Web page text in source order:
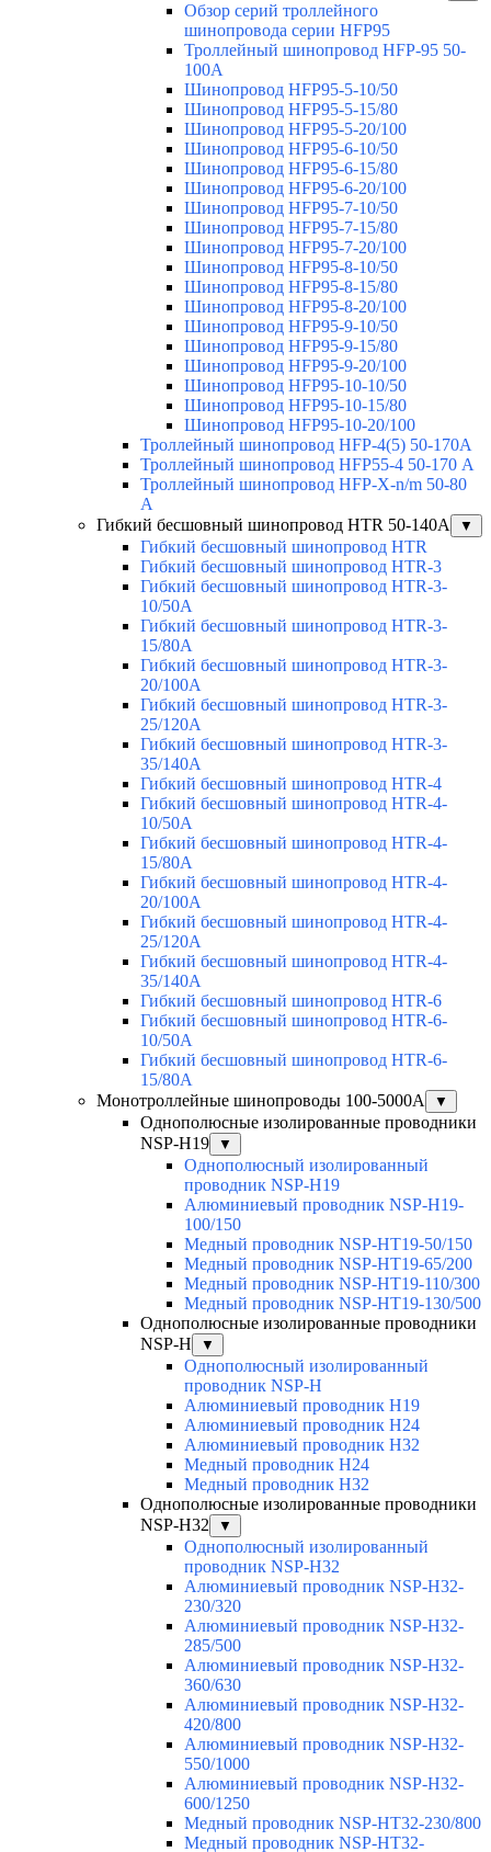
Обзор серий троллейного
шинопровода серии HFP95
Троллейный шинопровод HFP-95 50-
100А
Шинопровод HFP95-5-10/50
Шинопровод HFP95-5-15/80
Шинопровод HFP95-5-20/100
Шинопровод HFP95-6-10/50
Шинопровод HFP95-6-15/80
Шинопровод HFP95-6-20/100
Шинопровод HFP95-7-10/50
Шинопровод HFP95-7-15/80
Шинопровод HFP95-7-20/100
Шинопровод HFP95-8-10/50
Шинопровод HFP95-8-15/80
Шинопровод HFP95-8-20/100
Шинопровод HFP95-9-10/50
Шинопровод HFP95-9-15/80
Шинопровод HFP95-9-20/100
Шинопровод HFP95-10-10/50
Шинопровод HFP95-10-15/80
Шинопровод HFP95-10-20/100
Троллейный шинопровод HFP-4(5) 50-170A
Троллейный шинопровод HFP55-4 50-170 А
Троллейный шинопровод HFP-X-n/m 50-80
A
Гибкий бесшовный шинопровод HTR 50-140А
▼
Гибкий бесшовный шинопровод HTR
Гибкий бесшовный шинопровод HTR-3
Гибкий бесшовный шинопровод HTR-3-
10/50A
Гибкий бесшовный шинопровод HTR-3-
15/80A
Гибкий бесшовный шинопровод HTR-3-
20/100A
Гибкий бесшовный шинопровод HTR-3-
25/120A
Гибкий бесшовный шинопровод HTR-3-
35/140A
Гибкий бесшовный шинопровод HTR-4
Гибкий бесшовный шинопровод HTR-4-
10/50A
Гибкий бесшовный шинопровод HTR-4-
15/80A
Гибкий бесшовный шинопровод HTR-4-
20/100A
Гибкий бесшовный шинопровод HTR-4-
25/120A
Гибкий бесшовный шинопровод HTR-4-
35/140A
Гибкий бесшовный шинопровод HTR-6
Гибкий бесшовный шинопровод HTR-6-
10/50A
Гибкий бесшовный шинопровод HTR-6-
15/80A
Монотроллейные шинопроводы 100-5000А
▼
Однополюсные изолированные проводники
NSP-H19
▼
Однополюсный изолированный
проводник NSP-H19
Алюминиевый проводник NSP-H19-
100/150
Медный проводник NSP-HT19-50/150
Медный проводник NSP-HT19-65/200
Медный проводник NSP-HT19-110/300
Медный проводник NSP-HT19-130/500
Однополюсные изолированные проводники
NSP-H
▼
Однополюсный изолированный
проводник NSP-H
Алюминиевый проводник H19
Алюминиевый проводник H24
Алюминиевый проводник H32
Медный проводник H24
Медный проводник H32
Однополюсные изолированные проводники
NSP-H32
▼
Однополюсный изолированный
проводник NSP-H32
Алюминиевый проводник NSP-H32-
230/320
Алюминиевый проводник NSP-H32-
285/500
Алюминиевый проводник NSP-H32-
360/630
Алюминиевый проводник NSP-H32-
420/800
Алюминиевый проводник NSP-H32-
550/1000
Алюминиевый проводник NSP-H32-
600/1250
Медный проводник NSP-HT32-230/800
Медный проводник NSP-HT32-